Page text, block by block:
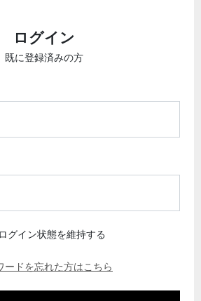
ログイン
既に登録済みの方
ログイン状態を維持する
ードを忘れた方はこちら